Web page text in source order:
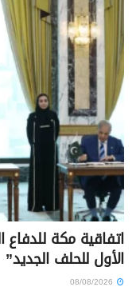
اتفاقية مكة للدفاع
الأول للحلف الجديد”